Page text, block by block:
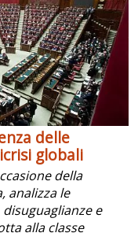
delle
globali
della
analizza le
e
alla classe